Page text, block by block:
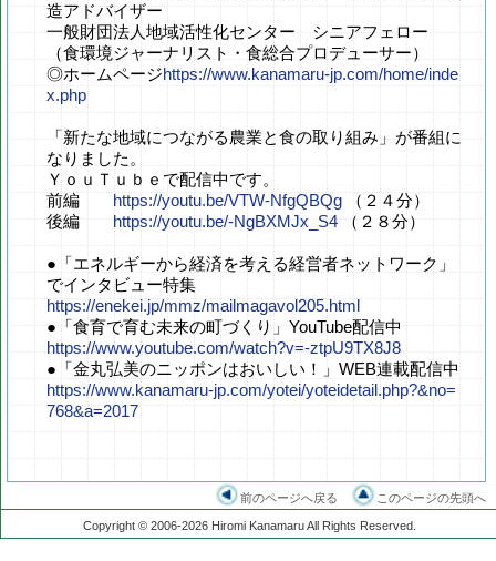
造アドバイザー
一般財団法人地域活性化センター シニアフェロー
（食環境ジャーナリスト・食総合プロデューサー）
◎ホームページhttps://www.kanamaru-jp.com/home/inde
x.php
「新たな地域につながる農業と食の取り組み」が番組に
なりました。
ＹｏｕＴｕｂｅで配信中です。
前編 https://youtu.be/VTW-NfgQBQg （２４分）
後編https://youtu.be/-NgBXMJx_S4（２８分）
●「エネルギーから経済を考える経営者ネットワーク」
でインタビュー特集
https://enekei.jp/mmz/mailmagavol205.html
●「食育で育む未来の町づくり」YouTube配信中
https://www.youtube.com/watch?v=-ztpU9TX8J8
●「金丸弘美のニッポンはおいしい！」WEB連載配信中
https://www.kanamaru-jp.com/yotei/yoteidetail.php?&no=
768&a=2017
前のページへ戻る このページの先頭へ
Copyright © 2006-2026 Hiromi Kanamaru All Rights Reserved.